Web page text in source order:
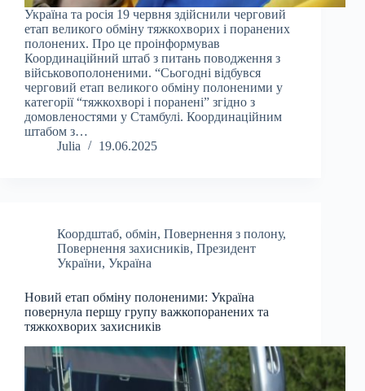
Україна та росія 19 червня здійснили черговий
етап великого обміну тяжкохворих і поранених
полонених. Про це проінформував
Координаційний штаб з питань поводження з
військовополоненими. “Сьогодні відбувся
черговий етап великого обміну полоненими у
категорії “тяжкохворі і поранені” згідно з
домовленостями у Стамбулі. Координаційним
штабом з…
Julia
19.06.2025
Коордштаб, обмін, Повернення з полону,
Повернення захисників, Президент
України, Україна
Новий етап обміну полоненими: Україна
повернула першу групу важкопоранених та
тяжкохворих захисників